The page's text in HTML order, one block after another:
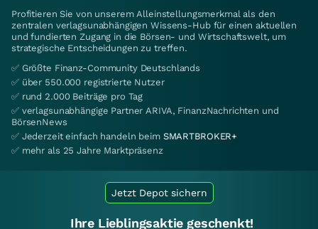
Profitieren Sie von unserem Alleinstellungsmerkmal als den
zentralen verlagsunabhängigen Wissens-Hub für einen aktuellen
und fundierten Zugang in die Börsen- und Wirtschaftswelt, um
strategische Entscheidungen zu treffen.
✅ Größte Finanz-Community Deutschlands
✅ über 550.000 registrierte Nutzer
✅ rund 2.000 Beiträge pro Tag
✅ verlagsunabhängige Partner ARIVA, FinanzNachrichten und
BörsenNews
✅ Jederzeit einfach handeln beim SMARTBROKER+
✅ mehr als 25 Jahre Marktpräsenz
Jetzt Depot sichern
Ihre Lieblingsaktie geschenkt!